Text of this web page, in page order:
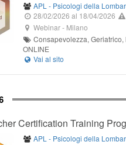
APL - Psicologi della
28/02/2026 al 18/04/2026
Webinar- Milano
Consapevolezza, Geriatrico,
ONLINE
Certification Training
APL - Psicologi della